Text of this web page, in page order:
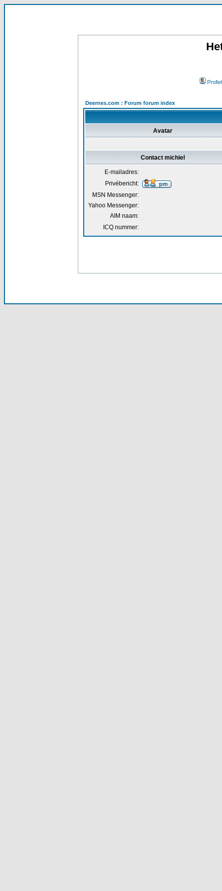
Profiel
Deernes.com : Forum forum index
Avatar
Contact michiel
E-mailadres:
Privébericht:
MSN Messenger:
Yahoo Messenger:
AIM naam:
ICQ nummer: